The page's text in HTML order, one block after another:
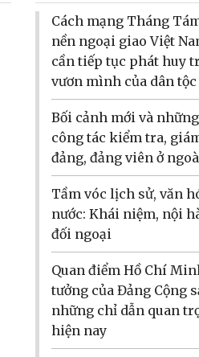
Cách mạng Tháng
nền ngoại giao Việt
cần tiếp tục phát huy
vươn mình của dân tộc
Bối cảnh mới và
công tác kiểm tra,
đảng, đảng viên ở
Tầm vóc lịch sử, văn
nước: Khái niệm, nội
đối ngoại
Quan điểm Hồ Chí
tưởng của Đảng Cộng
những chỉ dẫn quan
hiện nay